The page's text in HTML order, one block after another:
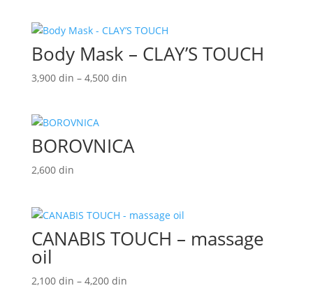
1,900 din
5,100 din
Body Mask – CLAY’S TOUCH
3,900 din – 4,500 dinRaspon
do
BOROVNICA
2,600 din
CANABIS TOUCH – massage
oil
2,100 din – 4,200 dinRaspon